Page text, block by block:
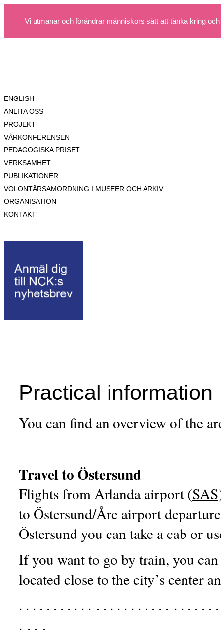
Vi utmanar och förändrar människors sätt att tänka kring
ENGLISH
ANLITA OSS
PROJEKT
VÅRKONFERENSEN
PEDAGOGISKA PRISET
VERKSAMHET
PUBLIKATIONER
VOLONTÄRSAMORDNING I MUSEER OCH ARKIV
ORGANISATION
KONTAKT
Practical information
You can find an overview of the
Travel to Östersund
Flights from Arlanda airport (SAS
to Östersund/Åre airport
Östersund you can take a cab or
If you want to go by train, you
located close to the city’s center
. . . . . . . . . . . . . . . . . . . . . . . . . . .
. . . .